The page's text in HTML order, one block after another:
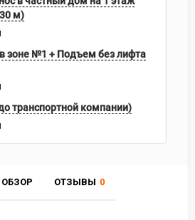
ОБЗОР ОТЗЫВЫ 0
м)
зоне №1 + Подъем без лифта
транспортной компании)